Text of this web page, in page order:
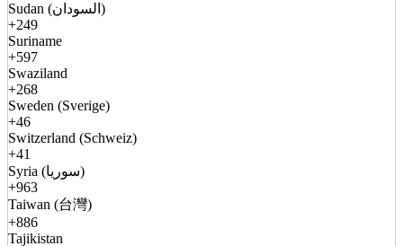
Sudan (السودان)
+249
Suriname
+597
Swaziland
+268
Sweden (Sverige)
+46
Switzerland (Schweiz)
+41
Syria (سوريا)
+963
Taiwan (台灣)
+886
Tajikistan